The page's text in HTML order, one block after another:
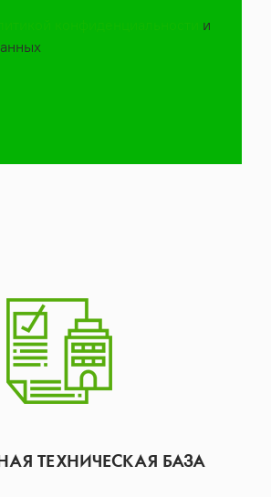
и
ТЕХНИЧЕСКАЯ БАЗА